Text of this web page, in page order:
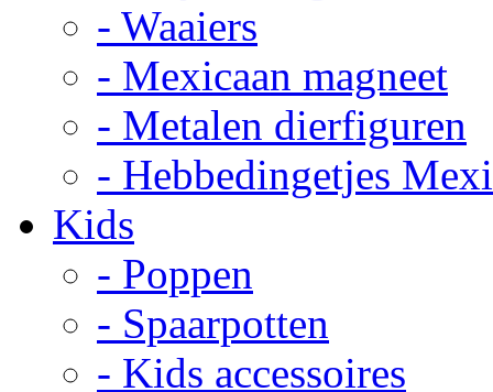
- Waaiers
- Mexicaan magneet
- Metalen dierfiguren
- Hebbedingetjes
Kids
- Poppen
- Spaarpotten
- Kids accessoires